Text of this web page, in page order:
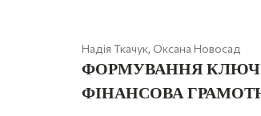
Надія Ткачук, Оксана Новосад
ФОРМУВАННЯ
ФІНАНСОВА